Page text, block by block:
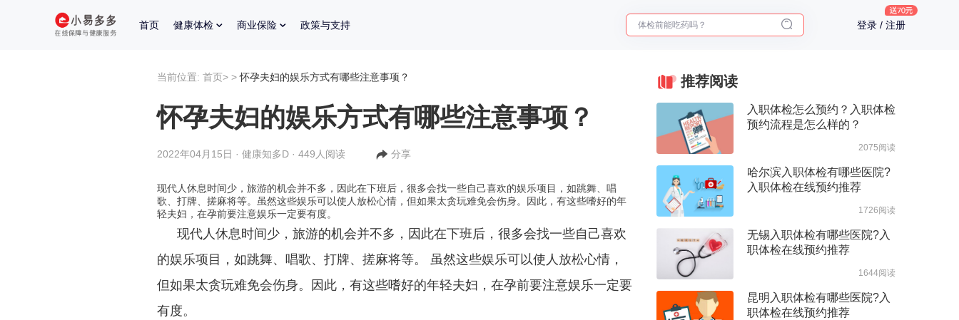
首页 健康体检 商业保险 政策与支持 十大理由告诉你为什么要买保险 登录 / 注册
当前位置: 首页> >怀孕夫妇的娱乐方式有哪些注意事项？
怀孕夫妇的娱乐方式有哪些注意事项？
2022年04月15日 · 健康知多D · 449人阅读 分享
现代人休息时间少，旅游的机会并不多，因此在下班后，很多会找一些自己喜欢的娱乐项目，如跳舞、唱
歌、打牌、搓麻将等。虽然这些娱乐可以使人放松心情，但如果太贪玩难免会伤身。因此，有这些嗜好的年
轻夫妇，在孕前要注意娱乐一定要有度。
现代人休息时间少，旅游的机会并不多，因此在下班后，很多会找一些自己喜欢
的娱乐项目，如跳舞、唱歌、打牌、搓麻将等。
虽然这些娱乐可以使人放松心情，
但如果太贪玩难免会伤身。因此，有这些嗜好的年轻夫妇，在孕前要注意娱乐一定要
有度。
推荐阅读
入职体检怎么预约？入职体检
预约流程是怎么样的？
2075阅读
哈尔滨入职体检有哪些医院?
入职体检在线预约推荐
1726阅读
无锡入职体检有哪些医院?入
职体检在线预约推荐
1644阅读
昆明入职体检有哪些医院?入
职体检在线预约推荐